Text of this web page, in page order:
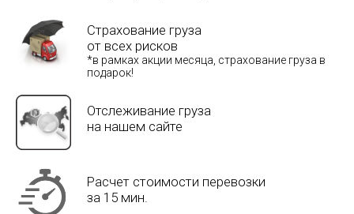
Страхование груза
от всех рисков
*в рамках акции месяца, страхование груза в
подарок!
Отслеживание груза
на нашем сайте
Расчет стоимости перевозки
за 15 мин.